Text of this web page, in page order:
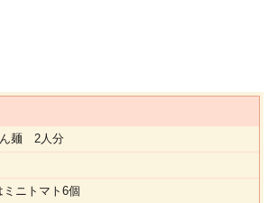
麺 2人分
ニトマト6個